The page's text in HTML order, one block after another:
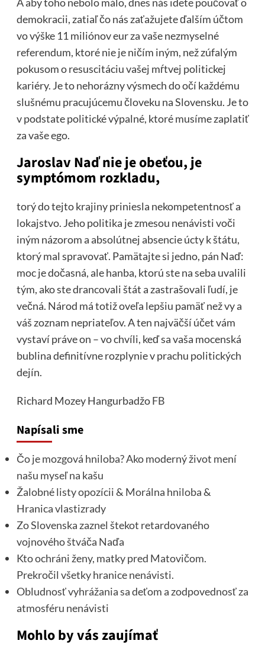
demokracii, zatiaľ čo nás zaťažujete ďalším účtom
vo výške 11 miliónov eur za vaše nezmyselné
referendum, ktoré nie je ničím iným, než zúfalým
pokusom o resuscitáciu vašej mŕtvej politickej
kariéry. Je to nehorázny výsmech do očí každému
slušnému pracujúcemu človeku na Slovensku. Je to
v podstate politické výpalné, ktoré musíme zaplatiť
za vaše ego.
Jaroslav Naď nie je obeťou, je
symptómom rozkladu,
torý do tejto krajiny priniesla nekompetentnosť a
lokajstvo. Jeho politika je zmesou nenávisti voči
iným názorom a absolútnej absencie úcty k štátu,
ktorý mal spravovať. Pamätajte si jedno, pán Naď:
moc je dočasná, ale hanba, ktorú ste na seba uvalili
tým, ako ste drancovali štát a zastrašovali ľudí, je
večná. Národ má totiž oveľa lepšiu pamäť než vy a
váš zoznam nepriateľov. A ten najväčší účet vám
vystaví práve on – vo chvíli, keď sa vaša mocenská
bublina definitívne rozplynie v prachu politických
dejín.
Richard Mozey HangurbadžoFB
Napísali sme
Čo je mozgová hniloba? Ako moderný život mení
našu myseľ na kašu
Žalobné listy opozícii & Morálna hniloba &
Hranica vlastizrady
Zo Slovenska zaznel štekot retardovaného
vojnového štváča Naďa
Kto ochráni ženy, matky pred Matovičom.
Prekročil všetky hranice nenávisti.
Obludnosť vyhrážania sa deťom a zodpovednosť za
atmosféru nenávisti
Mohlo by vás zaujímať